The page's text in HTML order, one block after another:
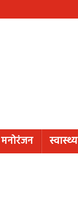
मनोरंजन स्वास्थ्य